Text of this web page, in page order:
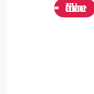
Canal de Youtube